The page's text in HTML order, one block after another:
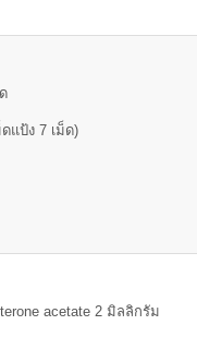
แป้ง 7 เม็ด)
acetate 2 มิลลิกรัม